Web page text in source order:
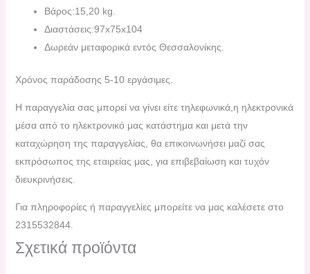
Βάρος:15,20 kg.
Διαστάσεις:97x75x104
Δωρεάν μεταφορικά εντός Θεσσαλονίκης.
Χρόνος παράδοσης 5-10 εργάσιμες.
H παραγγελία σας μπορεί να γίνει είτε τηλεφωνικά,η ηλεκτρονικά
μέσα από το ηλεκτρονικό μας κατάστημα και μετά την
καταχώρηση της παραγγελίας, θα επικοινωνήσει μαζί σας
εκπρόσωπος της εταιρείας μας, για επιβεβαίωση και τυχόν
διευκρινήσεις.
Για πληροφορίες ή παραγγελίες μπορείτε να μας καλέσετε στο
2315532844.
Σχετικά προϊόντα